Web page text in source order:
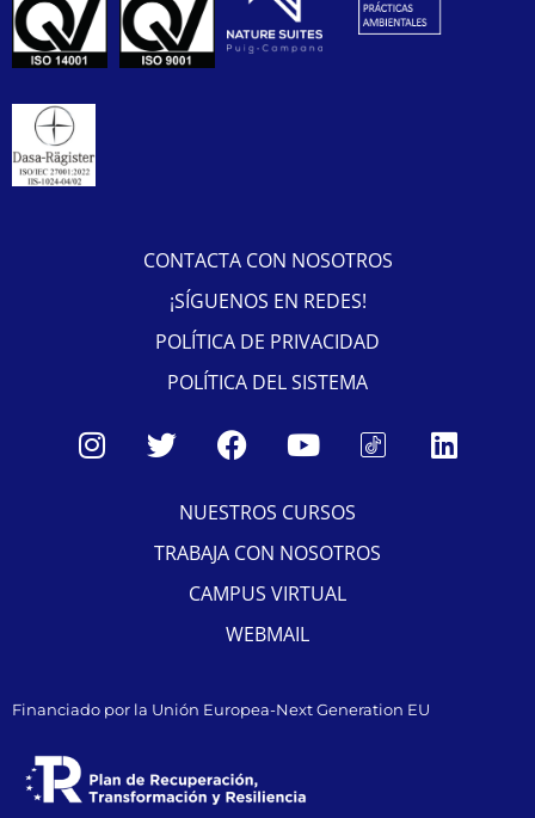
CONTACTA CON NOSOTROS
¡SÍGUENOS EN REDES!
POLÍTICA DE PRIVACIDAD
POLÍTICA DEL SISTEMA
NUESTROS CURSOS
TRABAJA CON NOSOTROS
CAMPUS VIRTUAL
WEBMAIL
Financiado por la Unión Europea-Next Generation EU